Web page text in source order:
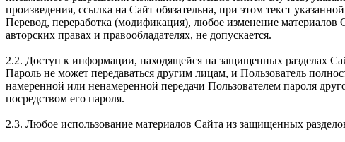
произведения, ссылка на Сайт обязательна, при этом текст
Перевод, переработка (модификация), любое изменение
авторских правах и правообладателях, не допускается.
2.2. Доступ к информации, находящейся на защищенных разделах
Пароль не может передаваться другим лицам, и Пользователь
намеренной или ненамеренной передачи Пользователем пароля
посредством его пароля.
2.3. Любое использование материалов Сайта из защищенных